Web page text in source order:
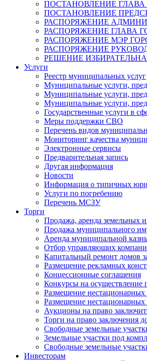
ПОСТАНОВЛЕНИЕ ГЛАВА
ПОСТАНОВЛЕНИЕ
РАСПОРЯЖЕНИЕ
РАСПОРЯЖЕНИЕ ГЛАВА
РАСПОРЯЖЕНИЕ МЭР
РАСПОРЯЖЕНИЕ
РЕШЕНИЕ
Услуги
Реестр муниципальных услуг
Муниципальные услуги,
Муниципальные услуги,
Муниципальные услуги,
Государственные услуги в
Меры поддержки СВО
Перечень видов
Мониторинг качества
Электронные сервисы
Предварительная запись
Другая информация
Новости
Информация о типичных
Услуги по погребению
Перечень МСЗУ
Торги
Продажа, аренда земельных
Продажа муниципального
Аренда муниципальной
Отбор управляющих
Капитальный ремонт домов
Размещение рекламных
Концессионные соглашения
Конкурсы на
Размещение нестационарных
Размещение нестационарных
Аукционы на право
Торги на право заключения
Свободные земельные
Земельные участки под
Свободные земельные
Инвесторам